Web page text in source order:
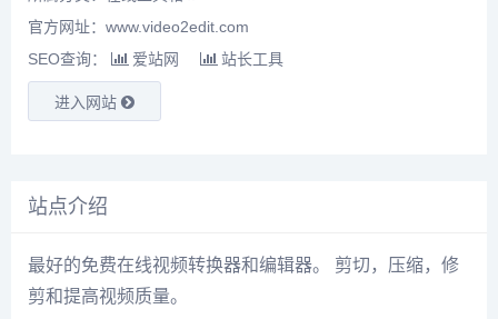
官方网址：www.video2edit.com
SEO查询：
爱站网 站长工具
进入网站
站点介绍
最好的免费在线视频转换器和编辑器。 剪切，压缩，修
剪和提高视频质量。